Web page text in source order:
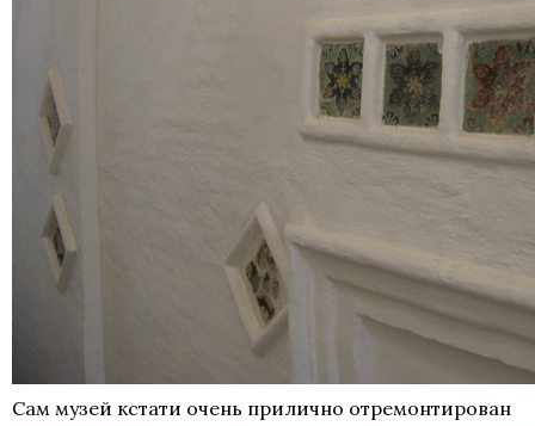
Сам музей кстати очень прилично отремонтирован